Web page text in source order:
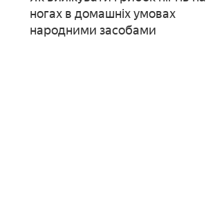
ногах в домашніх умовах
народними засобами